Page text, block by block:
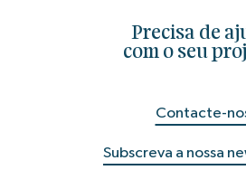
Precisa de
com o seu
Contacte-
Subscreva a nossa